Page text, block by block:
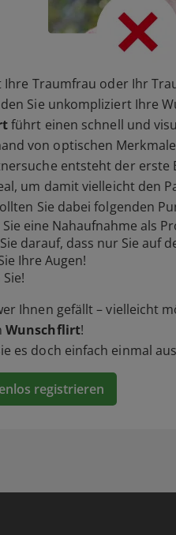
Ihre Traumfrau oder Ihr
Sie unkompliziert Ihre
führt einen schnell und
von optischen
entsteht der
um damit vielleicht den
Sie dabei folgenden
eine Nahaufnahme als
darauf, dass nur Sie auf
Ihre Augen!
Ihnen gefällt – vielleicht
Wunschflirt!
es doch einfach einmal
registrieren